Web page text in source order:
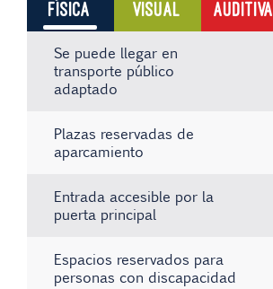
FÍSICA VISUAL AUDITIVA
Se puede llegar en
transporte público
adaptado
Plazas reservadas de
aparcamiento
Entrada accesible por la
puerta principal
Espacios reservados para
personas con discapacidad